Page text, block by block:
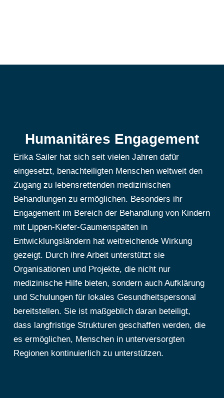
Humanitäres Engagement
Erika Sailer hat sich seit vielen Jahren dafür
eingesetzt, benachteiligten Menschen weltweit den
Zugang zu lebensrettenden medizinischen
Behandlungen zu ermöglichen. Besonders ihr
Engagement im Bereich der Behandlung von Kindern
mit Lippen-Kiefer-Gaumenspalten in
Entwicklungsländern hat weitreichende Wirkung
gezeigt. Durch ihre Arbeit unterstützt sie
Organisationen und Projekte, die nicht nur
medizinische Hilfe bieten, sondern auch Aufklärung
und Schulungen für lokales Gesundheitspersonal
bereitstellen. Sie ist maßgeblich daran beteiligt,
dass langfristige Strukturen geschaffen werden, die
es ermöglichen, Menschen in unterversorgten
Regionen kontinuierlich zu unterstützen.